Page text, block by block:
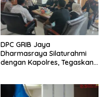
DPC GRIB Jaya
Dharmasraya Silaturahmi
dengan Kapolres, Tegaskan